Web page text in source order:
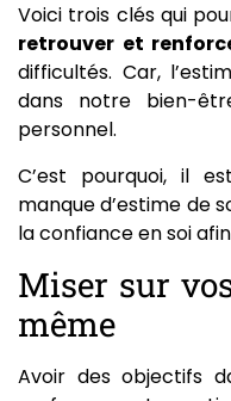
Voici trois clés qui
retrouver et
difficultés. Car,
dans notre bien-
personnel.
C’est pourquoi, il
manque d’estime de
la confiance en soi
Miser sur
même
Avoir des objectifs